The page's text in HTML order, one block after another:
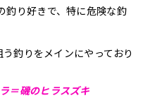
釣り好きで、特に危険な釣
う釣りをメインにやっており
＝磯のヒラスズキ